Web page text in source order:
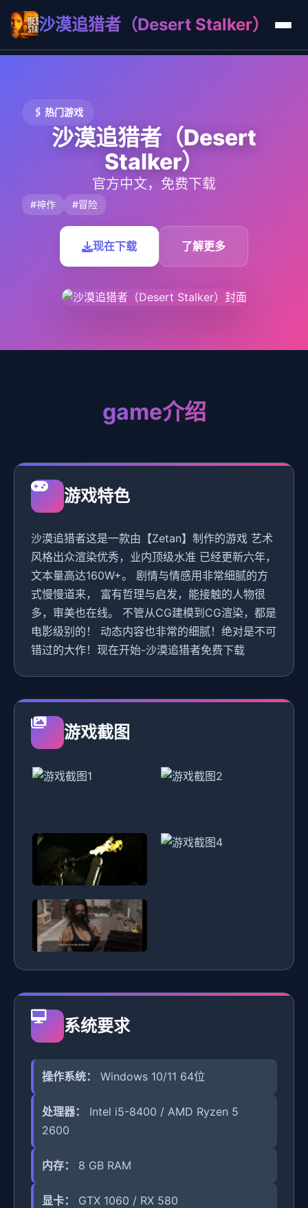
沙漠追猎者（Desert Stalker）
🖇️ 热门游戏
沙漠追猎者（Desert
Stalker）
官方中文，免费下载
#神作 #冒险
现在下载 了解更多
game介绍
游戏特色
沙漠追猎者这是一款由【Zetan】制作的游戏 艺术
风格出众渲染优秀，业内顶级水准 已经更新六年，
文本量高达160W+。 剧情与情感用非常细腻的方
式慢慢道来， 富有哲理与启发，能接触的人物很
多，审美也在线。 不管从CG建模到CG渲染，都是
电影级别的！ 动态内容也非常的细腻！绝对是不可
错过的大作！现在开始-沙漠追猎者免费下载
游戏截图
系统要求
操作系统： Windows 10/11 64位
处理器：
Intel i5-8400 / AMD Ryzen 5
2600
内存： 8 GB RAM
显卡： GTX 1060 / RX 580